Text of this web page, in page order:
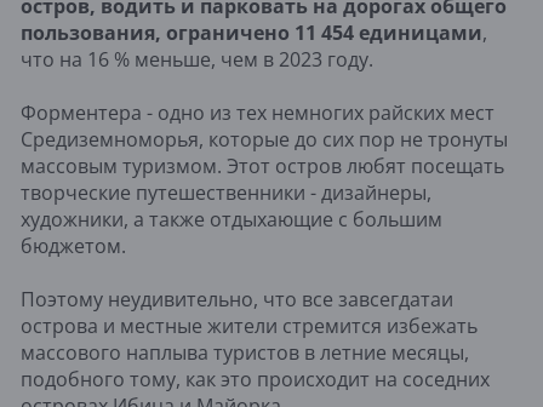
остров, водить и парковать на дорогах общего
пользования, ограничено 11 454 единицами,
что на 16 % меньше, чем в 2023 году.
Форментера - одно из тех немногих райских мест
Средиземноморья, которые до сих пор не тронуты
массовым туризмом. Этот остров любят посещать
творческие путешественники - дизайнеры,
художники, а также отдыхающие с большим
бюджетом.
Поэтому неудивительно, что все завсегдатаи
острова и местные жители стремится избежать
массового наплыва туристов в летние месяцы,
подобного тому, как это происходит на соседних